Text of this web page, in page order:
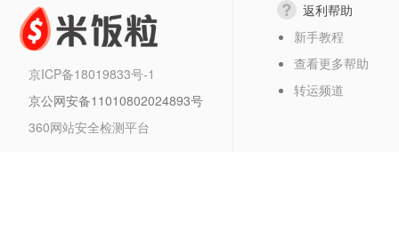
京ICP备18019833号-1
京公网安备11010802024893号
360网站安全检测平台
返利帮助
新手教程
查看更多帮助
转运频道